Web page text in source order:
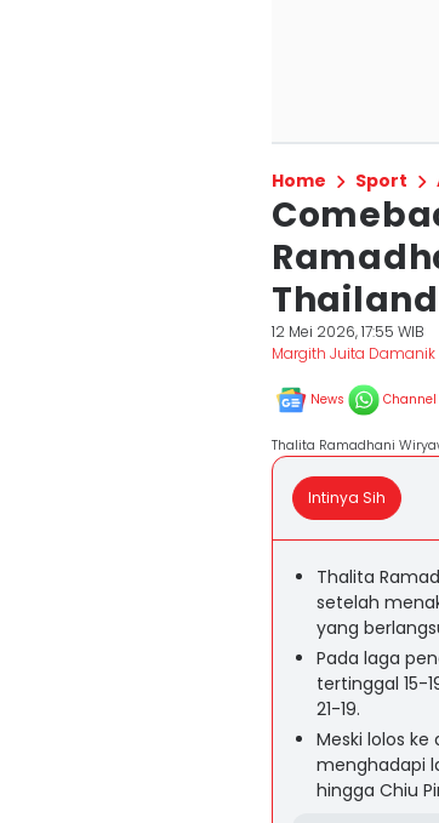
Home Sport
12 Mei 2026, 17:55 WIB
Margith Juita Damanik
News Channel
Thalita Ramadhani
Intinya Sih
Thalita
setelah
yang
Pada laga
tertinggal 15-
21-19.
Meski lolos
menghadapi
hingga Chiu